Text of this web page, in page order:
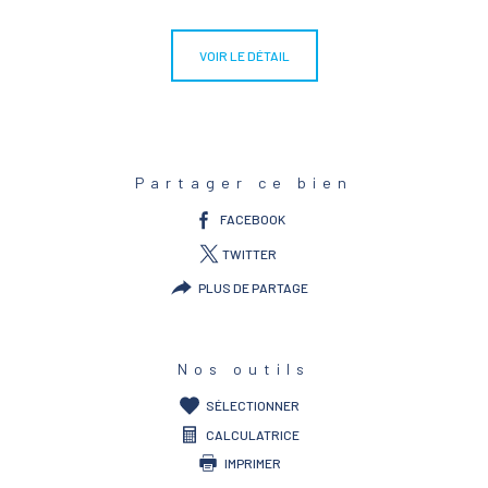
VOIR LE DÉTAIL
Partager ce bien
FACEBOOK
TWITTER
PLUS DE PARTAGE
Nos outils
SÉLECTIONNER
CALCULATRICE
IMPRIMER